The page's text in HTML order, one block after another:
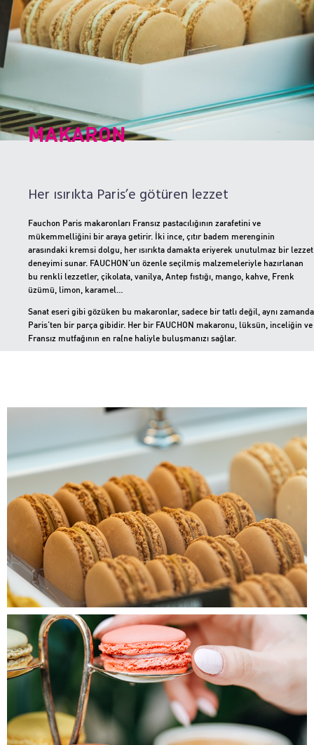
MAKARON
Her ısırıkta Paris’e götüren lezzet
Fauchon Paris makaronları Fransız pastacılığının zarafetini ve
mükemmelliğini bir araya getirir. İki ince, çıtır badem merenginin
arasındaki kremsi dolgu, her ısırıkta damakta eriyerek unutulmaz bir lezzet
deneyimi sunar. FAUCHON’un özenle seçilmiş malzemeleriyle hazırlanan
bu renkli lezzetler, çikolata, vanilya, Antep fıstığı, mango, kahve, Frenk
üzümü, limon, karamel…
Sanat eseri gibi gözüken bu makaronlar, sadece bir tatlı değil, aynı zamanda
Paris’ten bir parça gibidir. Her bir FAUCHON makaronu, lüksün, inceliğin ve
Fransız mutfağının en rafine haliyle buluşmanızı sağlar.